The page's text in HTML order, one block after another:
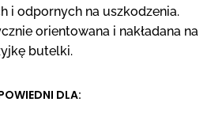
i odpornych na uszkodzenia.
orientowana i nakładana na
butelki.
DLA: